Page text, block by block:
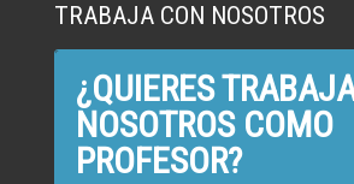
TRABAJA CON NOSOTROS
¿QUIERES
NOSOTROS COMO
PROFESOR?